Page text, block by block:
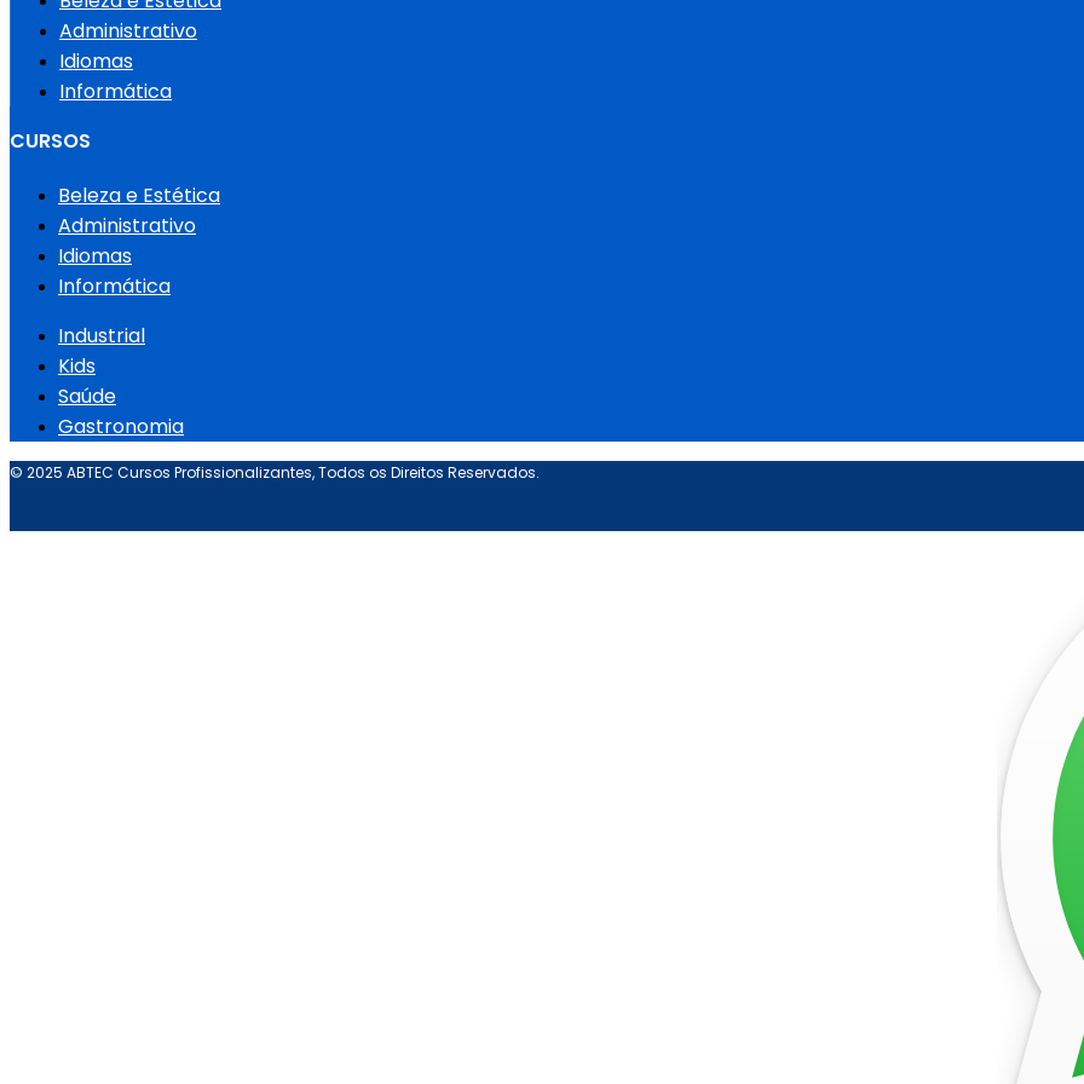
Administrativo
Idiomas
Informática
CURSOS
Beleza e Estética
Administrativo
Idiomas
Informática
Industrial
Kids
Saúde
Gastronomia
© 2025 ABTEC Cursos Profissionalizantes, Todos os Direitos Reservados.